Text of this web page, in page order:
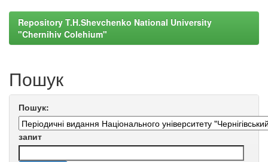
Repository T.H.Shevchenko National University
"Chernihiv Colehium"
Пошук
Пошук:
запит